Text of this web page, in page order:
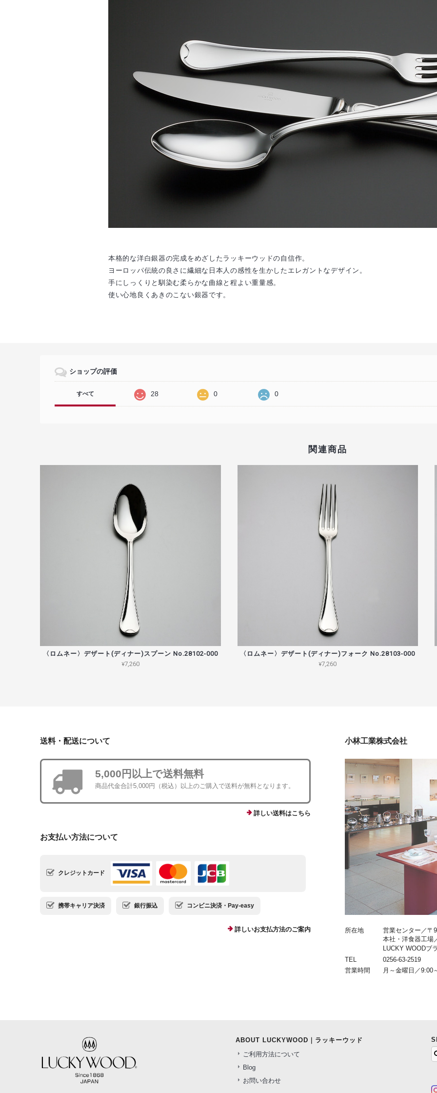
本格的な洋白銀器の完成をめざしたラッキーウッドの自信作。
ヨーロッパ伝統の良さに繊細な日本人の感性を生かしたエレガントなデザイン。
手にしっくりと馴染む柔らかな曲線と程よい重量感。
使い心地良くあきのこない銀器です。
ショップの評価
すべて 28 0 0
関連商品
〈ロムネー〉デザート(ディナー)スプーン No.28102-000
¥7,260
〈ロムネー〉デザート(ディナー)フォーク No.28103-000
¥7,260
送料・配送について
5,000円以上で送料無料
商品代金合計5,000円（税込）以上のご購入で送料が無料となります。
詳しい送料はこちら
お支払い方法について
クレジットカード
携帯キャリア決済 銀行振込 コンビニ決済・Pay-easy
詳しいお支払方法のご案内
小林工業株式会社
所在地
営業センター／〒
本社・洋食器工場
LUCKY WOODブ
TEL
0256-63-2519
営業時間
月～金曜日／9:00
ABOUT LUCKYWOOD｜ラッキーウッド
ご利用方法について
Blog
お問い合わせ